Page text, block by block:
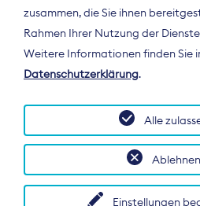
Der Bundesverband
Zeitungsverleger (BDZV)
Spitzenorganisation die
Deutschland und auf EU-
zusammen, die Sie ihnen
Rahmen Ihrer Nutzung der
Weitere Informationen finden Sie
Datenschutzerklärung.
Einstellungen
Ablehnen
Alle